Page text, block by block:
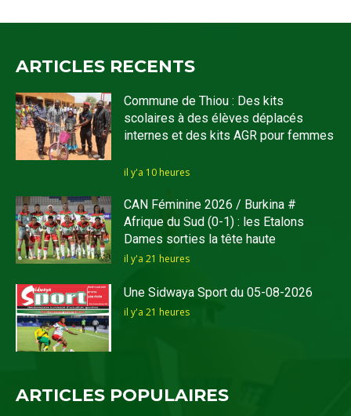
ARTICLES RECENTS
Commune de Thiou : Des kits
scolaires à des élèves déplacés
internes et des kits AGR pour femmes
il y'a 10 heures
CAN Féminine 2026 / Burkina #
Afrique du Sud (0-1) : les Etalons
Dames sorties la tête haute
il y'a 21 heures
Une Sidwaya Sport du 05-08-2026
il y'a 21 heures
ARTICLES POPULAIRES